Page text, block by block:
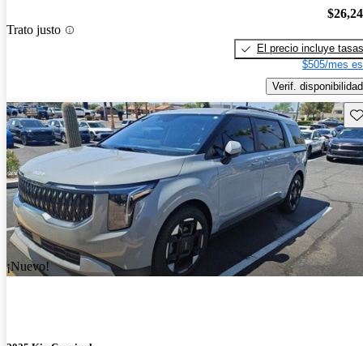
Trato justo
El precio incluye tasas
$505/mes
Verif. disponibilidad
¡Nuevo!